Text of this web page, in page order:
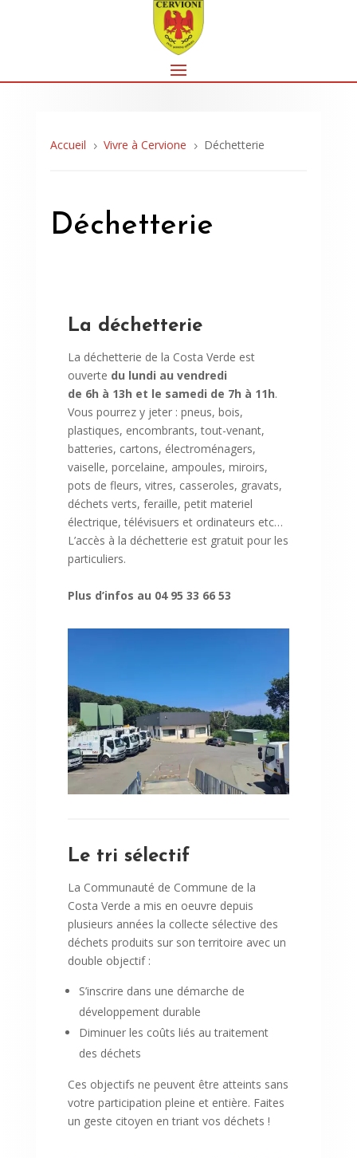
Accueil 5 Vivre à Cervione 5 Déchetterie
Déchetterie
La déchetterie
La déchetterie de la Costa Verde est
ouverte du lundi au vendredi
de 6h à 13h et le samedi de 7h à 11h.
Vous pourrez y jeter : pneus, bois,
plastiques, encombrants, tout-venant,
batteries, cartons, électroménagers,
vaiselle, porcelaine, ampoules, miroirs,
pots de fleurs, vitres, casseroles, gravats,
déchets verts,feraille, petitmateriel
électrique,télévisuers et ordinateurs etc…
L’accès à la déchetterie est gratuit pour les
particuliers.
Plus d’infos au 04 95 33 66 53
Le tri sélectif
La Communauté de Commune de la
Costa Verde a mis en oeuvre depuis
plusieurs années la collecte sélective des
déchets produits sur son territoire avec un
double objectif :
S’inscrire dans une démarche de
développement durable
Diminuer les coûts liés au traitement
des déchets
Ces objectifs ne peuvent être atteints sans
votre participation pleine et entière. Faites
un geste citoyen en triant vos déchets !